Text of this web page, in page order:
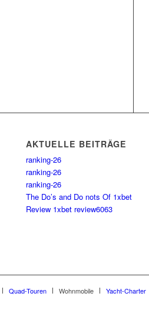
AKTUELLE BEITRÄGE
ranking-26
ranking-26
ranking-26
The Do’s and Do nots Of 1xbet
Review 1xbet review6063
Quad-Touren Wohnmobile Yacht-Charter